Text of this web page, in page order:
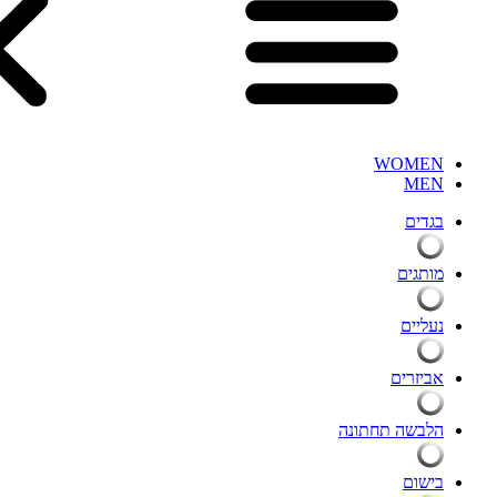
WOMEN
MEN
בגדים
מותגים
נעליים
אביזרים
הלבשה תחתונה
בישום